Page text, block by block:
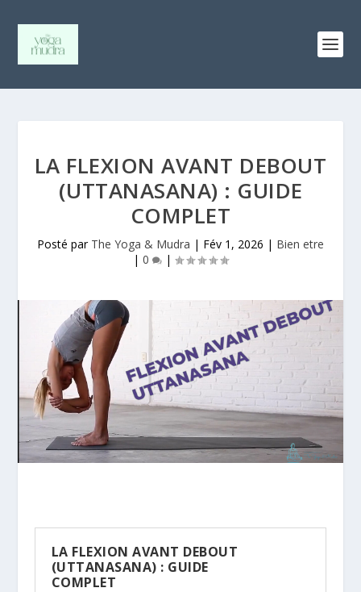
LA FLEXION AVANT DEBOUT
(UTTANASANA) : GUIDE
COMPLET
Posté par The Yoga & Mudra | Fév 1, 2026 | Bien etre
| 0 |
LA FLEXION AVANT DEBOUT
(UTTANASANA) : GUIDE
COMPLET